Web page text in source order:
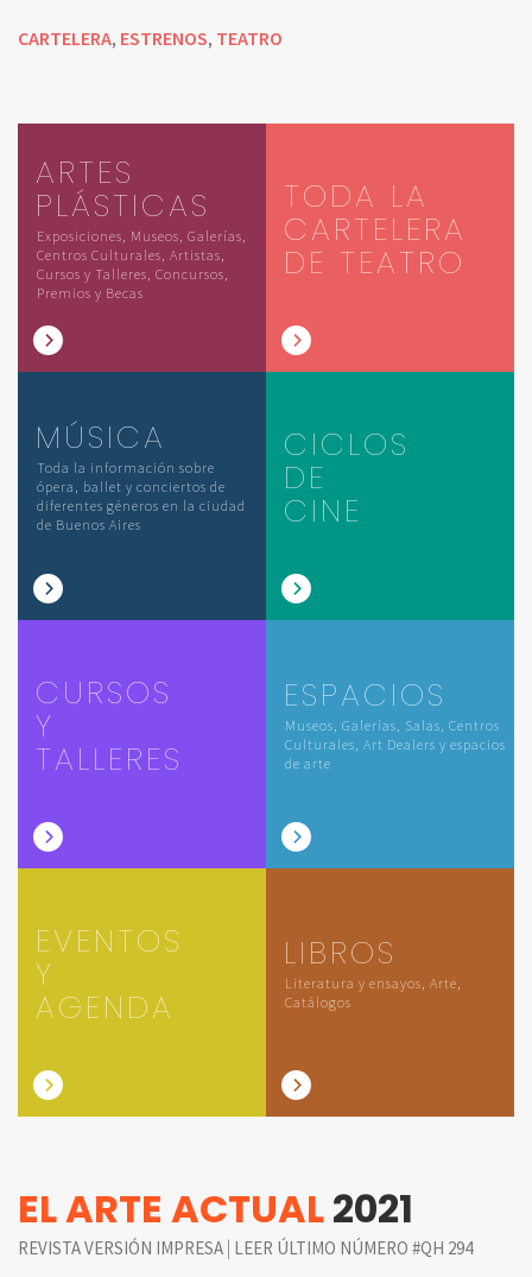
CARTELERA, ESTRENOS, TEATRO
ARTES
PLÁSTICAS
Exposiciones, Museos, Galerías,
Centros Culturales, Artistas,
Cursos y Talleres, Concursos,
Premios y Becas
TODA LA
CARTELERA
DE TEATRO
MÚSICA
Toda la información sobre
ópera, ballet y conciertos de
diferentes géneros en la ciudad
de Buenos Aires
CICLOS
DE
CINE
CURSOS
Y
TALLERES
ESPACIOS
Museos, Galerías, Salas, Centros
Culturales, Art Dealers y espacios
de arte
EVENTOS
Y
AGENDA
LIBROS
Literatura y ensayos, Arte,
Catálogos
EL ARTE ACTUAL2021
REVISTA VERSIÓN IMPRESA | LEER ÚLTIMO NÚMERO #QH 294